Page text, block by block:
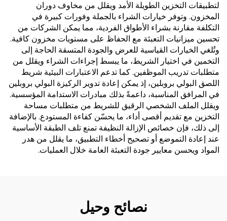
لتطبيقات التخزين الطويلة الأمد ويقلل من مخاوف دوران
المخزون. وتوفر خيارات الشراء بالجملة وفورات كبيرة في
التكلفة مقارنة بشراء الأطواق الفردية، مما يمكن الشركات من
تحسين ميزانيات التعبئة مع الحفاظ على مستويات مخزون كافية.
وتُلغي الخيارات القياسية للعرض والجودة المتسقة الحاجة إلى
التخمين في اختيار الشريط، ما يبسط إجراءات الشراء ويقلل من
متطلبات تدريب الموظفين. كما تدعم الاعتبارات البيئية شريط
اللصق البولي بروبلين، إذ يمكن إعادة تدوير الركيزة البولي بروبلين
في المرافق المناسبة، داعمةً بذلك مبادرات الاستدامة المؤسسية.
ويقلل الملف الشخصي الرقيق للشريط من متطلبات مساحة
التخزين مع تقديم أقصى أداء، ما يحسّن كفاءة المستودع. بالإضافة
إلى ذلك، فإن خصائص الإزالة النظيفة تمنع تلف الطبقة الأساسية
عند إعادة التموضع أو تصحيح أخطاء التطبيق، ما يقلل من هدر
المواد ويحسن معايير جودة التعبئة العامة خلال العمليات.
نصائح وحيل